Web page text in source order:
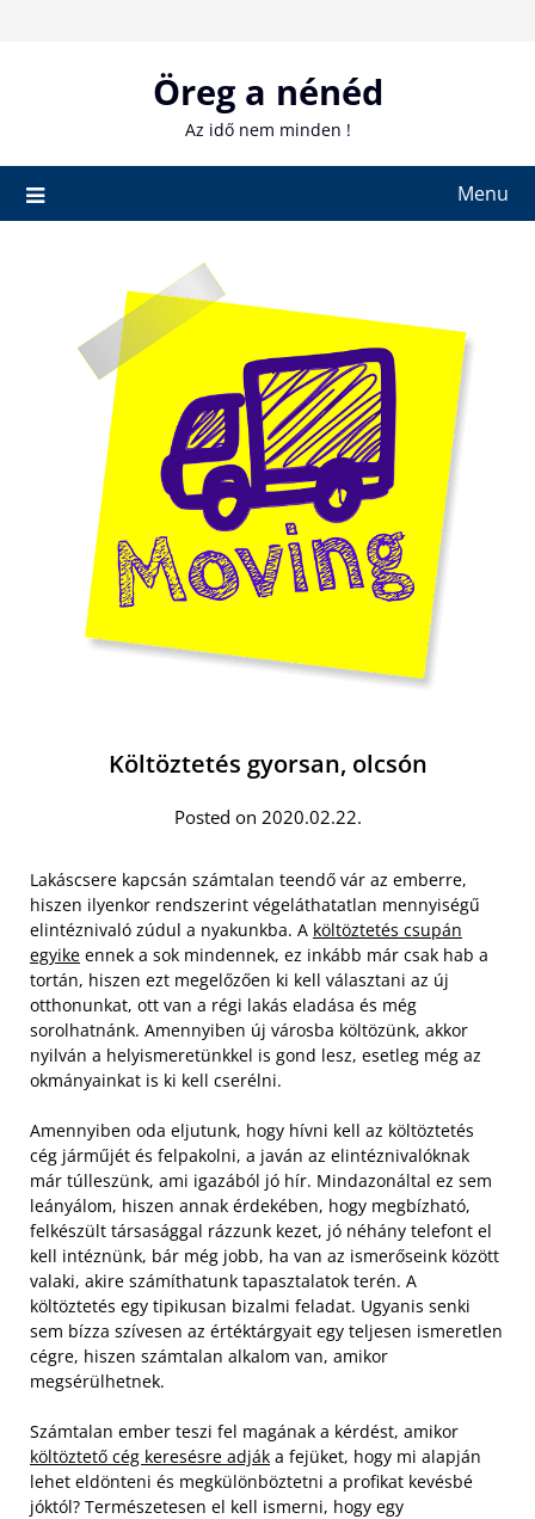
Öreg a nénéd
Az idő nem minden !
Menu
Költöztetés gyorsan, olcsón
Posted on 2020.02.22.
Lakáscsere kapcsán számtalan teendő vár az emberre,
hiszen ilyenkor rendszerint végeláthatatlan mennyiségű
elintéznivaló zúdul a nyakunkba. A költöztetés csupán
egyike ennek a sok mindennek, ez inkább már csak hab a
tortán, hiszen ezt megelőzően ki kell választani az új
otthonunkat, ott van a régi lakás eladása és még
sorolhatnánk. Amennyiben új városba költözünk, akkor
nyilván a helyismeretünkkel is gond lesz, esetleg még az
okmányainkat is ki kell cserélni.
Amennyiben oda eljutunk, hogy hívni kell az költöztetés
cég járműjét és felpakolni, a javán az elintéznivalóknak
már túlleszünk, ami igazából jó hír. Mindazonáltal ez sem
leányálom, hiszen annak érdekében, hogy megbízható,
felkészült társasággal rázzunk kezet, jó néhány telefont el
kell intéznünk, bár még jobb, ha van az ismerőseink között
valaki, akire számíthatunk tapasztalatok terén. A
költöztetés egy tipikusan bizalmi feladat. Ugyanis senki
sem bízza szívesen az értéktárgyait egy teljesen ismeretlen
cégre, hiszen számtalan alkalom van, amikor
megsérülhetnek.
Számtalan ember teszi fel magának a kérdést, amikor
költöztető cég keresésre adják a fejüket, hogy mi alapján
lehet eldönteni és megkülönböztetni a profikat kevésbé
jóktól? Természetesen el kell ismerni, hogy egy